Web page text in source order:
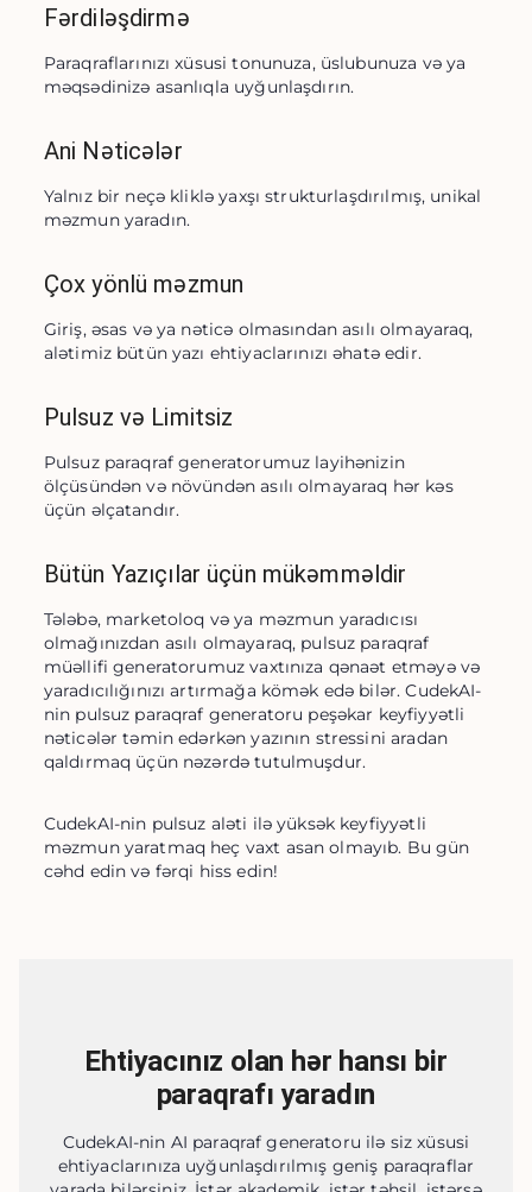
Fərdiləşdirmə
Paraqraflarınızı xüsusi tonunuza, üslubunuza və ya
məqsədinizə asanlıqla uyğunlaşdırın.
Ani Nəticələr
Yalnız bir neçə kliklə yaxşı strukturlaşdırılmış, unikal
məzmun yaradın.
Çox yönlü məzmun
Giriş, əsas və ya nəticə olmasından asılı olmayaraq,
alətimiz bütün yazı ehtiyaclarınızı əhatə edir.
Pulsuz və Limitsiz
Pulsuz paraqraf generatorumuz layihənizin
ölçüsündən və növündən asılı olmayaraq hər kəs
üçün əlçatandır.
Bütün Yazıçılar üçün mükəmməldir
Tələbə, marketoloq və ya məzmun yaradıcısı
olmağınızdan asılı olmayaraq, pulsuz paraqraf
müəllifi generatorumuz vaxtınıza qənaət etməyə və
yaradıcılığınızı artırmağa kömək edə bilər. CudekAI-
nin pulsuz paraqraf generatoru peşəkar keyfiyyətli
nəticələr təmin edərkən yazının stressini aradan
qaldırmaq üçün nəzərdə tutulmuşdur.
CudekAI-nin pulsuz aləti ilə yüksək keyfiyyətli
məzmun yaratmaq heç vaxt asan olmayıb. Bu gün
cəhd edin və fərqi hiss edin!
Ehtiyacınız olan hər hansı bir
paraqrafı yaradın
CudekAI-nin AI paraqraf generatoru ilə siz xüsusi
ehtiyaclarınıza uyğunlaşdırılmış geniş paraqraflar